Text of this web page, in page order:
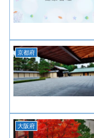
京都府
大阪府